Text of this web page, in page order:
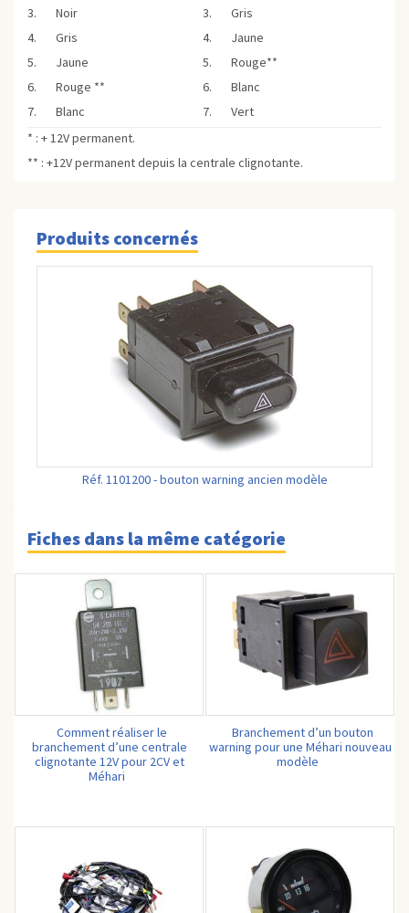
3. Noir
4. Gris
5. Jaune
6. Rouge **
7. Blanc
3. Gris
4. Jaune
5. Rouge**
6. Blanc
7. Vert
* : + 12V permanent.
** : +12V permanent depuis la centrale clignotante.
Produits concernés
Réf. 1101200 - bouton warning ancien modèle
Fiches dans la même catégorie
Comment réaliser le
branchement d’une centrale
clignotante 12V pour 2CV et
Méhari
Branchement d’un bouton
warning pour une Méhari nouveau
modèle